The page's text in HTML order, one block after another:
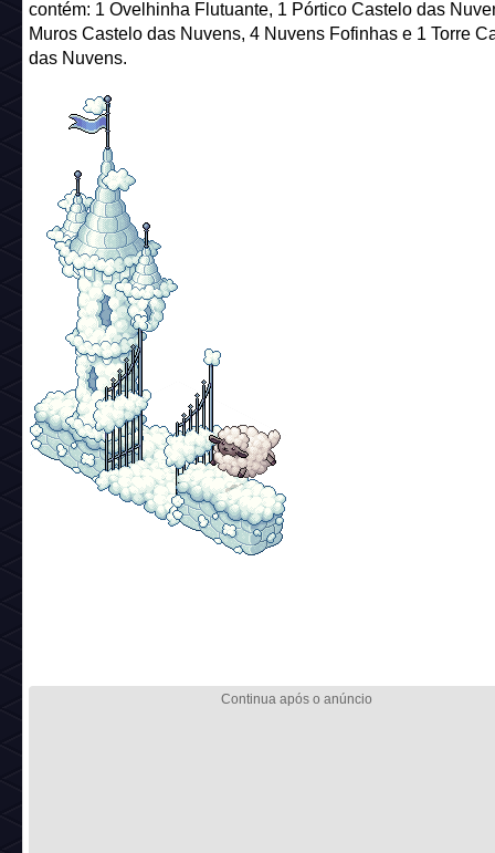
Ogrande Quarto Vencedorainda leva umPack Nas
contém: 1 Ovelhinha Flutuante, 1 Pórtico Castelo das
das Nuvens.